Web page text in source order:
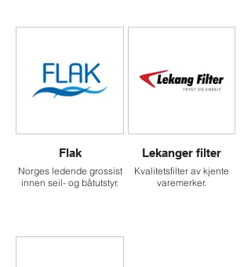
Flak
Norges ledende grossist
innen seil- og båtutstyr.
Lekanger filter
Kvalitetsfilter av kjente
varemerker.